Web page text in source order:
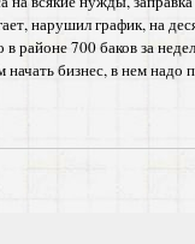
нарушил график, на
районе 700 баков за
бизнес, в нем надо